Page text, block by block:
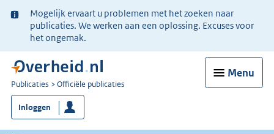
Ter
informatie:
Mogelijk ervaart u problemen met het zoeken naar
publicaties. We werken aan een oplossing. Excuses voor
het ongemak.
Menu
U
bent
nu
hier:
Publicaties Officiële publicaties
Inloggen